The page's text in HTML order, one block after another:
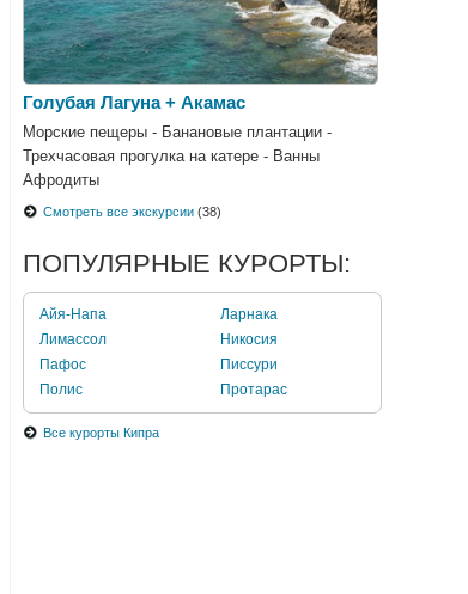
Голубая Лагуна + Акамас
Морские пещеры - Банановые плантации -
Трехчасовая прогулка на катере - Ванны
Афродиты
Смотреть все экскурсии (38)
ПОПУЛЯРНЫЕ КУРОРТЫ:
Айя-Напа
Ларнака
Лимассол
Никосия
Пафос
Писсури
Полис
Протарас
Все курорты Кипра